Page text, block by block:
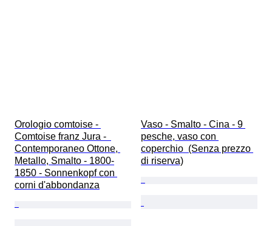
Orologio comtoise -
Comtoise franz Jura -
Contemporaneo Ottone,
Metallo, Smalto - 1800-
1850 - Sonnenkopf con
corni d'abbondanza
Vaso - Smalto - Cina - 9
pesche, vaso con
coperchio  (Senza prezzo
di riserva)